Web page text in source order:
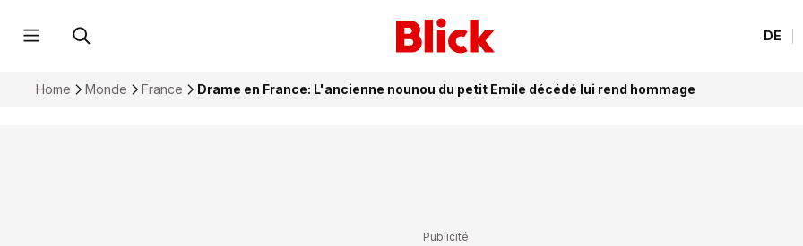
DE
Home Monde France Drame en France: L'ancienne nounou du petit Emile décédé lui rend hommage